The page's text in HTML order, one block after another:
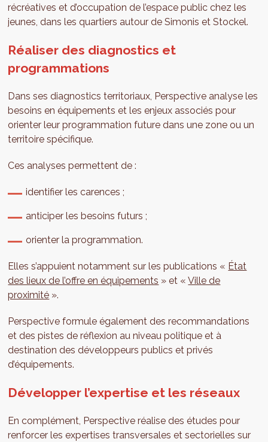
récréatives et d’occupation de l’espace public chez les
jeunes, dans les quartiers autour de Simonis et Stockel.
Réaliser des diagnostics et
programmations
Dans ses diagnostics territoriaux, Perspective analyse les
besoins en équipements et les enjeux associés pour
orienter leur programmation future dans une zone ou un
territoire spécifique.
Ces analyses permettent de :
identifier les carences ;
anticiper les besoins futurs ;
orienter la programmation.
Elles s’appuient notamment sur les publications « État
des lieux de l’offre en équipements » et «Ville de
proximité ».
Perspective formule également des recommandations
et des pistes de réflexion au niveau politique et à
destination des développeurs publics et privés
d’équipements.
Développer l’expertise et les réseaux
En complément, Perspective réalise des études pour
renforcer les expertises transversales et sectorielles sur